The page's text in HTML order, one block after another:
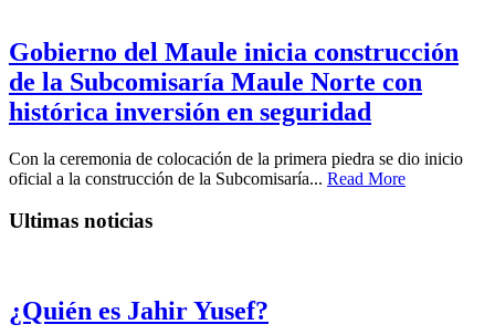
Gobierno del Maule inicia construcción
de la Subcomisaría Maule Norte con
histórica inversión en seguridad
Con la ceremonia de colocación de la primera piedra se dio inicio
oficial a la construcción de la Subcomisaría... Read More
Ultimas noticias
¿Quién es Jahir Yusef?